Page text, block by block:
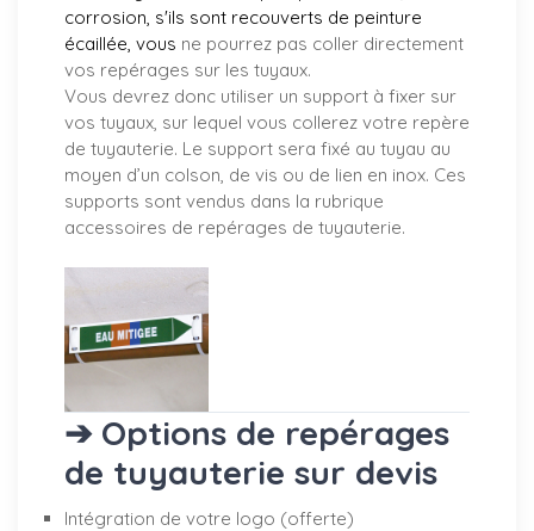
corrosion, s'ils sont recouverts de peinture
écaillée, vous ne pourrez pas coller directement
vos repérages sur les tuyaux.
Vous devrez donc utiliser un support à fixer sur
vos tuyaux, sur lequel vous collerez votre repère
de tuyauterie. Le support sera fixé au tuyau au
moyen d’un colson, de vis ou de lien en inox. Ces
supports sont vendus dans la rubrique
accessoires de repérages de tuyauterie.
➔ Options de repérages
de tuyauterie sur devis
Intégration de votre logo (offerte)